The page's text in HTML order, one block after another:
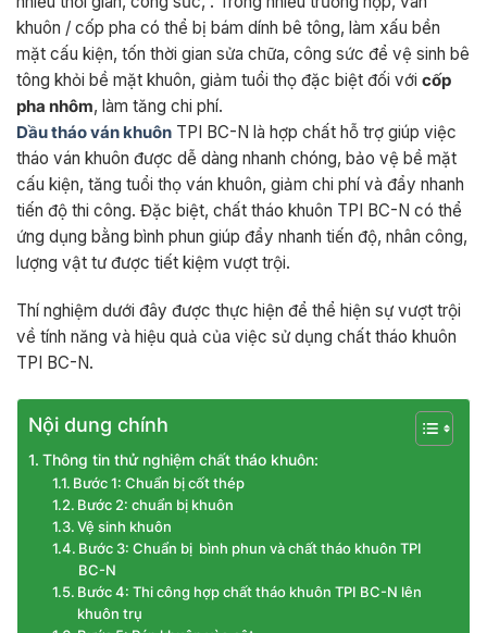
khuôn / cốp pha có thể bị bám dính bê tông, làm xấu bền
mặt cấu kiện, tốn thời gian sửa chữa, công sức để vệ sinh bê
tông khỏi bề mặt khuôn, giảm tuổi thọ đặc biệt đối với cốp
pha nhôm, làm tăng chi phí.
Dầu tháo ván khuôn TPI BC-N là hợp chất hỗ trợ giúp việc
tháo ván khuôn được dễ dàng nhanh chóng, bảo vệ bề mặt
cấu kiện, tăng tuổi thọ ván khuôn, giảm chi phí và đẩy nhanh
tiến độ thi công. Đặc biệt, chất tháo khuôn TPI BC-N có thể
ứng dụng bằng bình phun giúp đẩy nhanh tiến độ, nhân công,
lượng vật tư được tiết kiệm vượt trội.
Thí nghiệm dưới đây được thực hiện để thể hiện sự vượt trội
về tính năng và hiệu quả của việc sử dụng chất tháo khuôn
TPI BC-N.
Nội dung chính
Thông tin thử nghiệm chất tháo khuôn:
Bước 1: Chuẩn bị cốt thép
Bước 2: chuẩn bị khuôn
Vệ sinh khuôn
Bước 3: Chuẩn bị bình phun và chất tháo khuôn TPI
BC-N
Bước 4: Thi công hợp chất tháo khuôn TPI BC-N lên
khuôn trụ